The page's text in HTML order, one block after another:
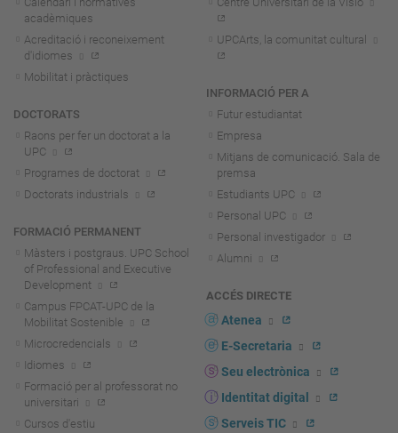
acadèmiques
Acreditació i reconeixement
d'idiomes
Mobilitat i pràctiques
DOCTORATS
Raons per fer un doctorat a la
UPC
Programes de doctorat
Doctorats industrials
FORMACIÓ PERMANENT
Màsters i postgraus. UPC School
of Professional and Executive
Development
Campus FPCAT-UPC de la
Mobilitat Sostenible
Microcredencials
Idiomes
Formació per al professorat no
universitari
Cursos d'estiu
UPCArts, la comunitat cultural
INFORMACIÓ PER A
Futur estudiantat
Empresa
Mitjans de comunicació. Sala de
premsa
Estudiants UPC
Personal UPC
Personal investigador
Alumni
ACCÉS DIRECTE
Atenea
E-Secretaria
Seu electrònica
Identitat digital
Serveis TIC